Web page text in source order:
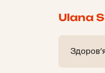
Ulana